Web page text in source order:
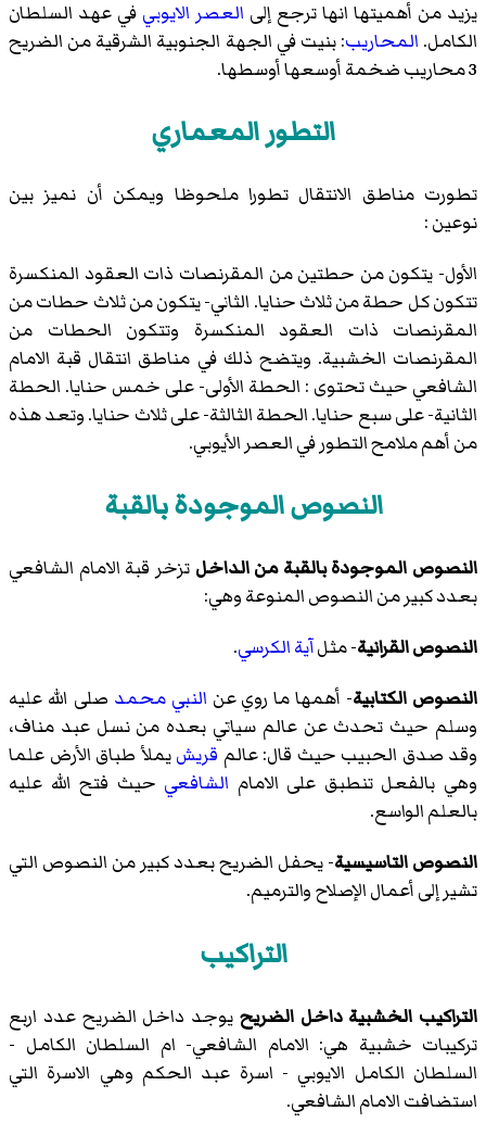
يزيد من أهميتها انها ترجع إلى العصر الايوبي في عهد السلطان
الكامل. المحاريب: بنيت في الجهة الجنوبية الشرقية من الضريح
3 محاريب ضخمة أوسعها أوسطها.
التطور المعماري
تطورت مناطق الانتقال تطورا ملحوظا ويمكن أن نميز بين
نوعين :
الأول- يتكون من حطتين من المقرنصات ذات العقود المنكسرة
تتكون كل حطة من ثلاث حنايا. الثاني- يتكون من ثلاث حطات من
المقرنصات ذات العقود المنكسرة وتتكون الحطات من
المقرنصات الخشبية. ويتضح ذلك في مناطق انتقال قبة الامام
الشافعي حيث تحتوى : الحطة الأولى- على خمس حنايا. الحطة
الثانية- على سبع حنايا. الحطة الثالثة- على ثلاث حنايا. وتعد هذه
من أهم ملامح التطور في العصر الأيوبي.
النصوص الموجودة بالقبة
النصوص الموجودة بالقبة من الداخل تزخر قبة الامام الشافعي
بعدد كبير من النصوص المنوعة وهي:
النصوص القرانية- مثلآية الكرسي.
النصوص الكتابية- أهمها ما روي عن النبي محمد صلى الله عليه
وسلم حيث تحدث عن عالم سياتي بعده من نسل عبد مناف،
وقد صدق الحبيب حيث قال: عالم قريشيملأ طباق الأرض علما
وهي بالفعل تنطبق على الامام الشافعي حيث فتح الله عليه
بالعلم الواسع.
النصوص التاسيسية- يحفل الضريح بعدد كبير من النصوص التي
تشير إلى أعمال الإصلاح والترميم.
التراكيب
التراكيب الخشبية داخل الضريح يوجد داخل الضريح عدد اربع
تركيبات خشبية هي: الامام الشافعي- ام السلطان الكامل -
السلطان الكامل الايوبي - اسرة عبد الحكم وهي الاسرة التي
استضافت الامام الشافعي.